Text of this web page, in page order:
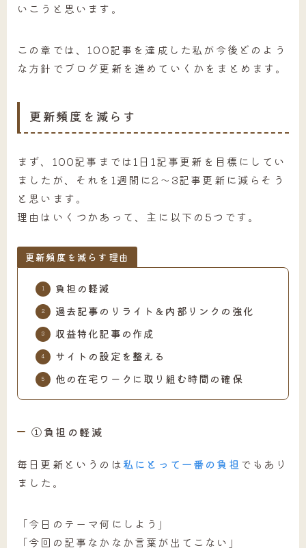
いこうと思います。
この章では、100記事を達成した私が今後どのよう
な方針でブログ更新を進めていくかをまとめます。
更新頻度を減らす
まず、100記事までは1日1記事更新を目標にしてい
ましたが、それを1週間に2～3記事更新に減らそう
と思います。
理由はいくつかあって、主に以下の5つです。
更新頻度を減らす理由
負担の軽減
過去記事のリライト＆内部リンクの強化
収益特化記事の作成
サイトの設定を整える
他の在宅ワークに取り組む時間の確保
①負担の軽減
毎日更新というのは私にとって一番の負担 でもあり
ました。
「今日のテーマ何にしよう」
「今回の記事なかなか言葉が出てこない」